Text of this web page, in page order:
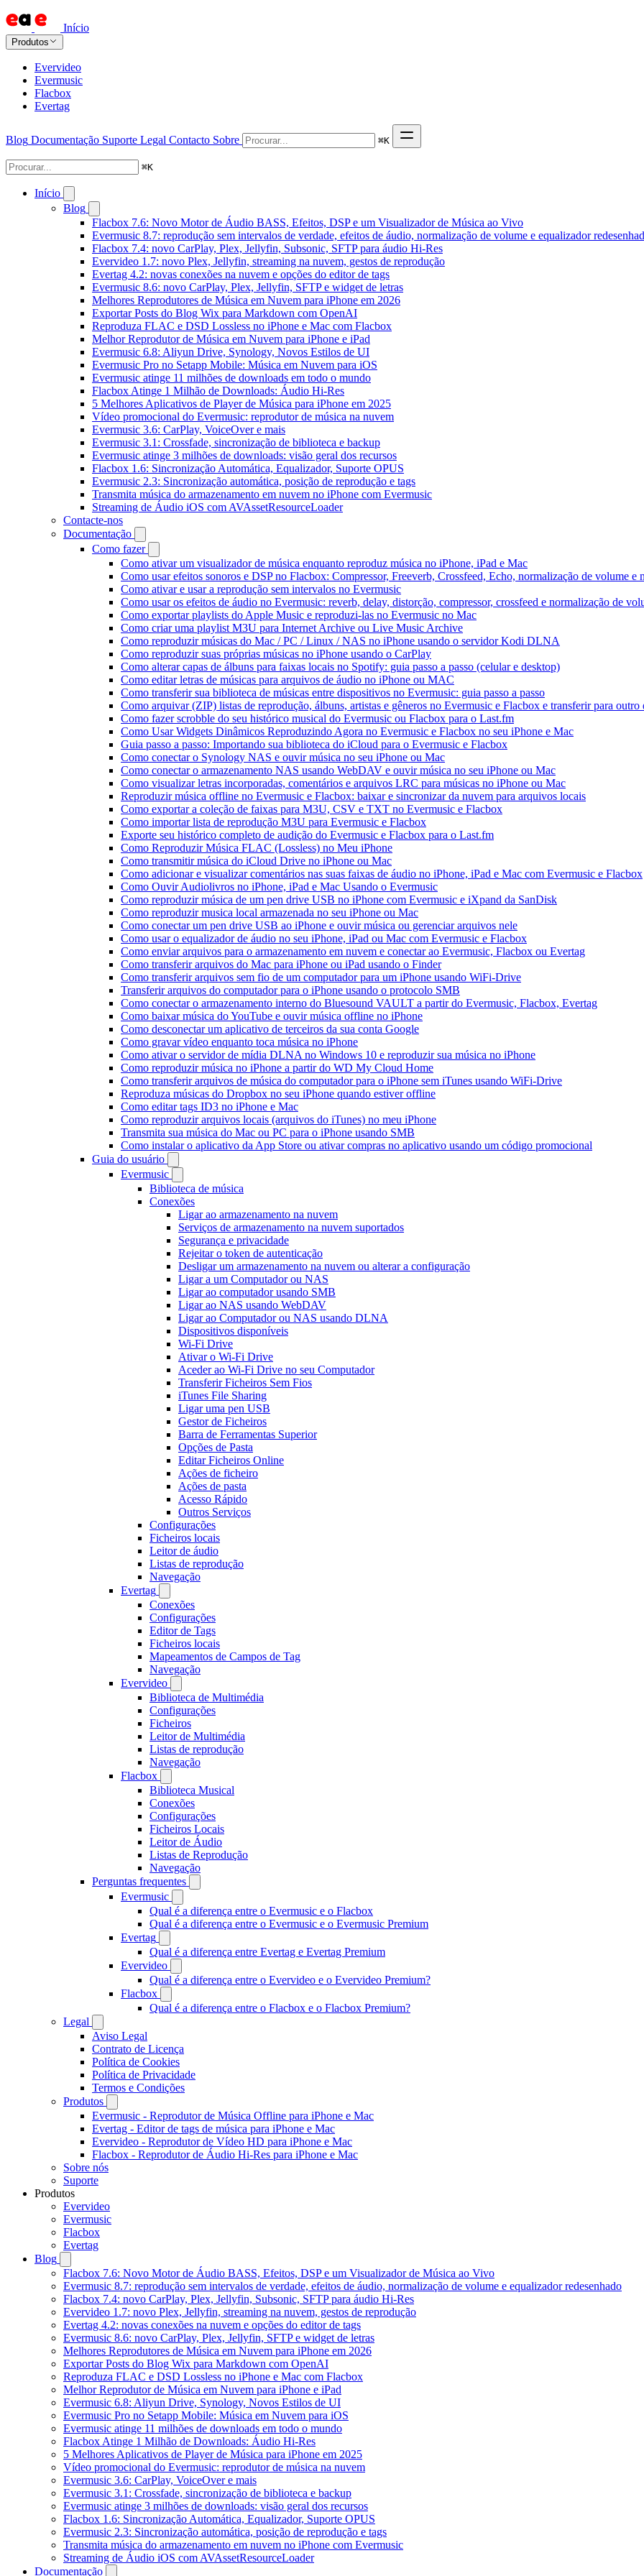
Início
Produtos
Evervideo
Evermusic
Flacbox
Evertag
Blog Documentação Suporte Legal Contacto Sobre ⌘K
⌘K
Início
Blog
Flacbox 7.6: Novo Motor de Áudio BASS, Efeitos, DSP e um Visualizador de Música ao Vivo
Evermusic 8.7: reprodução sem intervalos de verdade, efeitos de áudio, normalização de volume e equalizador
Flacbox 7.4: novo CarPlay, Plex, Jellyfin, Subsonic, SFTP para áudio Hi-Res
Evervideo 1.7: novo Plex, Jellyfin, streaming na nuvem, gestos de reprodução
Evertag 4.2: novas conexões na nuvem e opções do editor de tags
Evermusic 8.6: novo CarPlay, Plex, Jellyfin, SFTP e widget de letras
Melhores Reprodutores de Música em Nuvem para iPhone em 2026
Exportar Posts do Blog Wix para Markdown com OpenAI
Reproduza FLAC e DSD Lossless no iPhone e Mac com Flacbox
Melhor Reprodutor de Música em Nuvem para iPhone e iPad
Evermusic 6.8: Aliyun Drive, Synology, Novos Estilos de UI
Evermusic Pro no Setapp Mobile: Música em Nuvem para iOS
Evermusic atinge 11 milhões de downloads em todo o mundo
Flacbox Atinge 1 Milhão de Downloads: Áudio Hi-Res
5 Melhores Aplicativos de Player de Música para iPhone em 2025
Vídeo promocional do Evermusic: reprodutor de música na nuvem
Evermusic 3.6: CarPlay, VoiceOver e mais
Evermusic 3.1: Crossfade, sincronização de biblioteca e backup
Evermusic atinge 3 milhões de downloads: visão geral dos recursos
Flacbox 1.6: Sincronização Automática, Equalizador, Suporte OPUS
Evermusic 2.3: Sincronização automática, posição de reprodução e tags
Transmita música do armazenamento em nuvem no iPhone com Evermusic
Streaming de Áudio iOS com AVAssetResourceLoader
Contacte-nos
Documentação
Como fazer
Como ativar um visualizador de música enquanto reproduz música no iPhone, iPad e Mac
Como usar efeitos sonoros e DSP no Flacbox: Compressor, Freeverb, Crossfeed, Echo, normalização de volume e
Como ativar e usar a reprodução sem intervalos no Evermusic
Como usar os efeitos de áudio no Evermusic: reverb, delay, distorção, compressor, crossfeed e normalização de
Como exportar playlists do Apple Music e reproduzi-las no Evermusic no Mac
Como criar uma playlist M3U para Internet Archive ou Live Music Archive
Como reproduzir músicas do Mac / PC / Linux / NAS no iPhone usando o servidor Kodi DLNA
Como reproduzir suas próprias músicas no iPhone usando o CarPlay
Como alterar capas de álbuns para faixas locais no Spotify: guia passo a passo (celular e desktop)
Como editar letras de músicas para arquivos de áudio no iPhone ou MAC
Como transferir sua biblioteca de músicas entre dispositivos no Evermusic: guia passo a passo
Como arquivar (ZIP) listas de reprodução, álbuns, artistas e gêneros no Evermusic e Flacbox e transferir para
Como fazer scrobble do seu histórico musical do Evermusic ou Flacbox para o Last.fm
Como Usar Widgets Dinâmicos Reproduzindo Agora no Evermusic e Flacbox no seu iPhone e Mac
Guia passo a passo: Importando sua biblioteca do iCloud para o Evermusic e Flacbox
Como conectar o Synology NAS e ouvir música no seu iPhone ou Mac
Como conectar o armazenamento NAS usando WebDAV e ouvir música no seu iPhone ou Mac
Como visualizar letras incorporadas, comentários e arquivos LRC para músicas no iPhone ou Mac
Reproduzir música offline no Evermusic e Flacbox: baixar e sincronizar da nuvem para arquivos locais
Como exportar a coleção de faixas para M3U, CSV e TXT no Evermusic e Flacbox
Como importar lista de reprodução M3U para Evermusic e Flacbox
Exporte seu histórico completo de audição do Evermusic e Flacbox para o Last.fm
Como Reproduzir Música FLAC (Lossless) no Meu iPhone
Como transmitir música do iCloud Drive no iPhone ou Mac
Como adicionar e visualizar comentários nas suas faixas de áudio no iPhone, iPad e Mac com Evermusic e Flacbox
Como Ouvir Audiolivros no iPhone, iPad e Mac Usando o Evermusic
Como reproduzir música de um pen drive USB no iPhone com Evermusic e iXpand da SanDisk
Como reproduzir musica local armazenada no seu iPhone ou Mac
Como conectar um pen drive USB ao iPhone e ouvir música ou gerenciar arquivos nele
Como usar o equalizador de áudio no seu iPhone, iPad ou Mac com Evermusic e Flacbox
Como enviar arquivos para o armazenamento em nuvem e conectar ao Evermusic, Flacbox ou Evertag
Como transferir arquivos do Mac para iPhone ou iPad usando o Finder
Como transferir arquivos sem fio de um computador para um iPhone usando WiFi-Drive
Transferir arquivos do computador para o iPhone usando o protocolo SMB
Como conectar o armazenamento interno do Bluesound VAULT a partir do Evermusic, Flacbox, Evertag
Como baixar música do YouTube e ouvir música offline no iPhone
Como desconectar um aplicativo de terceiros da sua conta Google
Como gravar vídeo enquanto toca música no iPhone
Como ativar o servidor de mídia DLNA no Windows 10 e reproduzir sua música no iPhone
Como reproduzir música no iPhone a partir do WD My Cloud Home
Como transferir arquivos de música do computador para o iPhone sem iTunes usando WiFi-Drive
Reproduza músicas do Dropbox no seu iPhone quando estiver offline
Como editar tags ID3 no iPhone e Mac
Como reproduzir arquivos locais (arquivos do iTunes) no meu iPhone
Transmita sua música do Mac ou PC para o iPhone usando SMB
Como instalar o aplicativo da App Store ou ativar compras no aplicativo usando um código promocional
Guia do usuário
Evermusic
Biblioteca de música
Conexões
Ligar ao armazenamento na nuvem
Serviços de armazenamento na nuvem suportados
Segurança e privacidade
Rejeitar o token de autenticação
Desligar um armazenamento na nuvem ou alterar a configuração
Ligar a um Computador ou NAS
Ligar ao computador usando SMB
Ligar ao NAS usando WebDAV
Ligar ao Computador ou NAS usando DLNA
Dispositivos disponíveis
Wi-Fi Drive
Ativar o Wi-Fi Drive
Aceder ao Wi-Fi Drive no seu Computador
Transferir Ficheiros Sem Fios
iTunes File Sharing
Ligar uma pen USB
Gestor de Ficheiros
Barra de Ferramentas Superior
Opções de Pasta
Editar Ficheiros Online
Ações de ficheiro
Ações de pasta
Acesso Rápido
Outros Serviços
Configurações
Ficheiros locais
Leitor de áudio
Listas de reprodução
Navegação
Evertag
Conexões
Configurações
Editor de Tags
Ficheiros locais
Mapeamentos de Campos de Tag
Navegação
Evervideo
Biblioteca de Multimédia
Configurações
Ficheiros
Leitor de Multimédia
Listas de reprodução
Navegação
Flacbox
Biblioteca Musical
Conexões
Configurações
Ficheiros Locais
Leitor de Áudio
Listas de Reprodução
Navegação
Perguntas frequentes
Evermusic
Qual é a diferença entre o Evermusic e o Flacbox
Qual é a diferença entre o Evermusic e o Evermusic Premium
Evertag
Qual é a diferença entre Evertag e Evertag Premium
Evervideo
Qual é a diferença entre o Evervideo e o Evervideo Premium?
Flacbox
Qual é a diferença entre o Flacbox e o Flacbox Premium?
Legal
Aviso Legal
Contrato de Licença
Política de Cookies
Política de Privacidade
Termos e Condições
Produtos
Evermusic - Reprodutor de Música Offline para iPhone e Mac
Evertag - Editor de tags de música para iPhone e Mac
Evervideo - Reprodutor de Vídeo HD para iPhone e Mac
Flacbox - Reprodutor de Áudio Hi-Res para iPhone e Mac
Sobre nós
Suporte
Produtos
Evervideo
Evermusic
Flacbox
Evertag
Blog
Flacbox 7.6: Novo Motor de Áudio BASS, Efeitos, DSP e um Visualizador de Música ao Vivo
Evermusic 8.7: reprodução sem intervalos de verdade, efeitos de áudio, normalização de volume e equalizador redesenhado
Flacbox 7.4: novo CarPlay, Plex, Jellyfin, Subsonic, SFTP para áudio Hi-Res
Evervideo 1.7: novo Plex, Jellyfin, streaming na nuvem, gestos de reprodução
Evertag 4.2: novas conexões na nuvem e opções do editor de tags
Evermusic 8.6: novo CarPlay, Plex, Jellyfin, SFTP e widget de letras
Melhores Reprodutores de Música em Nuvem para iPhone em 2026
Exportar Posts do Blog Wix para Markdown com OpenAI
Reproduza FLAC e DSD Lossless no iPhone e Mac com Flacbox
Melhor Reprodutor de Música em Nuvem para iPhone e iPad
Evermusic 6.8: Aliyun Drive, Synology, Novos Estilos de UI
Evermusic Pro no Setapp Mobile: Música em Nuvem para iOS
Evermusic atinge 11 milhões de downloads em todo o mundo
Flacbox Atinge 1 Milhão de Downloads: Áudio Hi-Res
5 Melhores Aplicativos de Player de Música para iPhone em 2025
Vídeo promocional do Evermusic: reprodutor de música na nuvem
Evermusic 3.6: CarPlay, VoiceOver e mais
Evermusic 3.1: Crossfade, sincronização de biblioteca e backup
Evermusic atinge 3 milhões de downloads: visão geral dos recursos
Flacbox 1.6: Sincronização Automática, Equalizador, Suporte OPUS
Evermusic 2.3: Sincronização automática, posição de reprodução e tags
Transmita música do armazenamento em nuvem no iPhone com Evermusic
Streaming de Áudio iOS com AVAssetResourceLoader
Documentação